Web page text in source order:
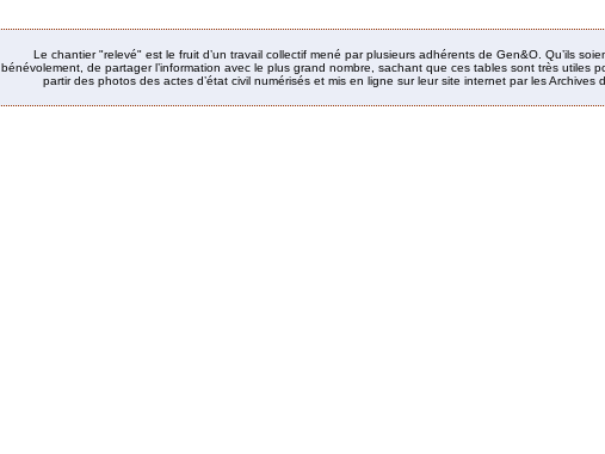
Le chantier "relevé" est le fruit d’un travail collectif mené par plusieurs adhérents de Gen&O. Qu’ils
bénévolement, de partager l’information avec le plus grand nombre, sachant que ces tables sont très utiles
partir des photos des actes d’état civil numérisés et mis en ligne sur leur site internet par les Archives